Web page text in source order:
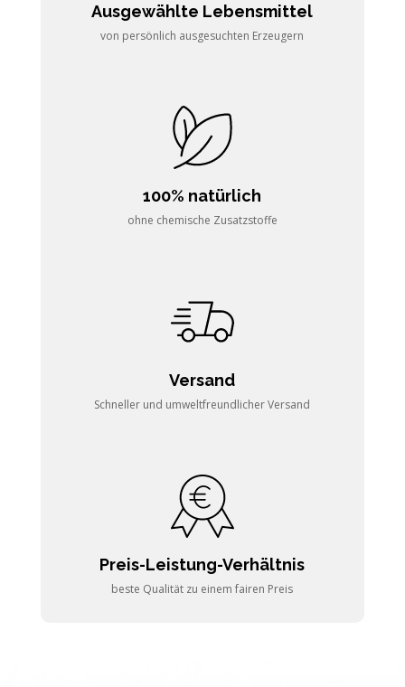
Ausgewählte Lebensmittel
von persönlich ausgesuchten Erzeugern
100% natürlich
ohne chemische Zusatzstoffe
Versand
Schneller und umweltfreundlicher Versand
Preis-Leistung-Verhältnis
beste Qualität zu einem fairen Preis